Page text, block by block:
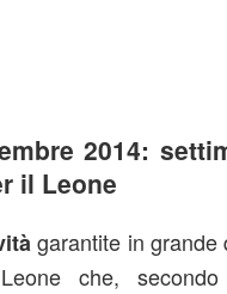
2014:
il Leone
garantite in grande
che, secondo